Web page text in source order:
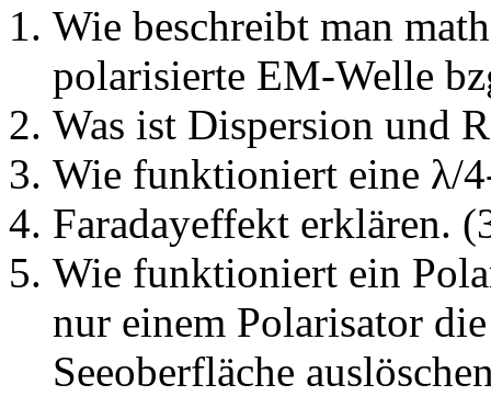
Wie beschreibt man
polarisierte EM-Welle
Was ist Dispersion und
Wie funktioniert eine λ/
Faradayeffekt erklären.
Wie funktioniert ein
nur einem Polarisator
Seeoberfläche